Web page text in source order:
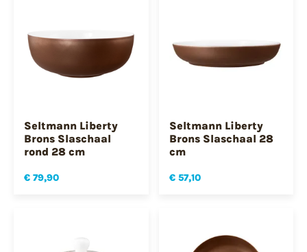
Seltmann Liberty
Brons Slaschaal
rond 28 cm
€ 79,90
Seltmann Liberty
Brons Slaschaal 28
cm
€ 57,10